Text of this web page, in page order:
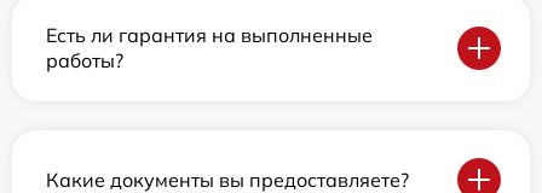
Есть ли гарантия на выполненные
работы?
Какие документы вы предоставляете?